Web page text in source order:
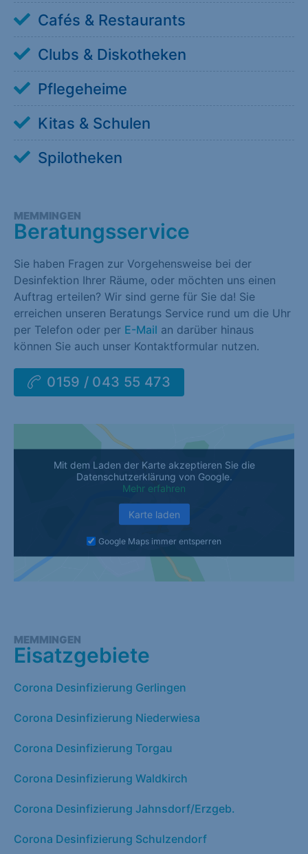
Cafés & Restaurants
Clubs & Diskotheken
Pflegeheime
Kitas & Schulen
Spilotheken
MEMMINGEN
Beratungsservice
Sie haben Fragen zur Vorgehensweise bei der
Desinfektion Ihrer Räume, oder möchten uns einen
Auftrag erteilen? Wir sind gerne für Sie da! Sie
erreichen unseren Beratungs Service rund um die Uhr
per Telefon oder per E-Mail an darüber hinaus
können Sie auch unser Kontaktformular nutzen.
0159 / 043 55 473
Mit dem Laden der Karte akzeptieren Sie die
Datenschutzerklärung von Google.
Mehr erfahren
Karte laden
Google Maps immer entsperren
MEMMINGEN
Eisatzgebiete
Corona Desinfizierung Gerlingen
Corona Desinfizierung Niederwiesa
Corona Desinfizierung Torgau
Corona Desinfizierung Waldkirch
Corona Desinfizierung Jahnsdorf/Erzgeb.
Corona Desinfizierung Schulzendorf